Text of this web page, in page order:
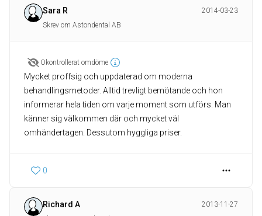
Sara R
2014-03-23
Skrev om Astondental AB
Okontrollerat omdöme
Mycket proffsig och uppdaterad om moderna
behandlingsmetoder. Alltid trevligt bemötande och hon
informerar hela tiden om varje moment som utförs. Man
känner sig välkommen där och mycket väl
omhändertagen. Dessutom hyggliga priser.
0
Richard A
2013-11-27